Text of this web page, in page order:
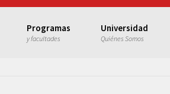
Programas
y facultades
Universidad
Quiénes Somos